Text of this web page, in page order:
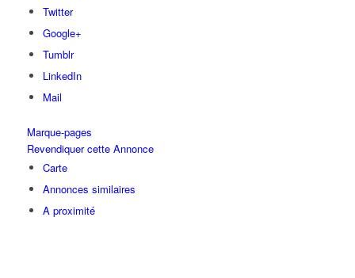
Twitter
Google+
Tumblr
LinkedIn
Mail
Marque-pages
Revendiquer cette Annonce
Carte
Annonces similaires
A proximité